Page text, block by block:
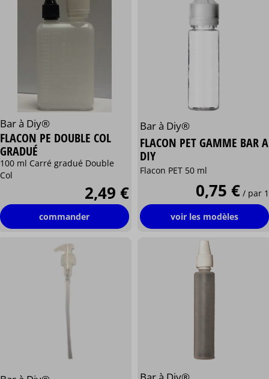
Bar à Diy®
FLACON PE DOUBLE COL
GRADUÉ
100 ml Carré gradué Double
Col
2,49 €
commander
Bar à Diy®
FLACON PET GAMME BAR A
DIY
Flacon PET 50 ml
0,75 € / par 1
voir les modèles